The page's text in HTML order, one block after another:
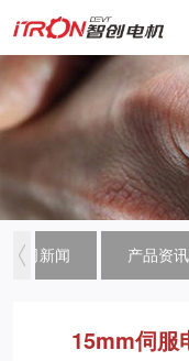
公司新闻 产品资讯
15mm伺服